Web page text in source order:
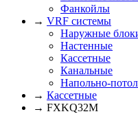
Фанкойлы
→ VRF системы
Наружные
Настенные
Кассетные
Канальные
Напольно-
→ Кассетные
→ FXKQ32M